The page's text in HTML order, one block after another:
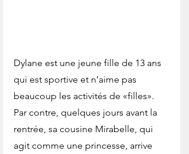
Dylane est une jeune fille de 13 ans
qui est sportive et n’aime pas
beaucoup les activités de «filles».
Par contre, quelques jours avant la
rentrée, sa cousine Mirabelle, qui
agit comme une princesse, arrive